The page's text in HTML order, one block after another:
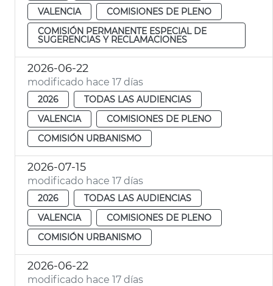
VALENCIA
COMISIONES DE PLENO
COMISIÓN PERMANENTE ESPECIAL DE
SUGERENCIAS Y RECLAMACIONES
2026-06-22
modificado hace 17 días
2026
TODAS LAS AUDIENCIAS
VALENCIA
COMISIONES DE PLENO
COMISIÓN URBANISMO
2026-07-15
modificado hace 17 días
2026
TODAS LAS AUDIENCIAS
VALENCIA
COMISIONES DE PLENO
COMISIÓN URBANISMO
2026-06-22
modificado hace 17 días